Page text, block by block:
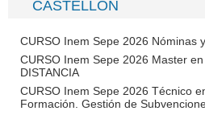
CASTELLON
CURSO Inem Sepe 2026 Nóminas
CURSO Inem Sepe 2026 Master
DISTANCIA
CURSO Inem Sepe 2026 Técnico
Formación. Gestión de